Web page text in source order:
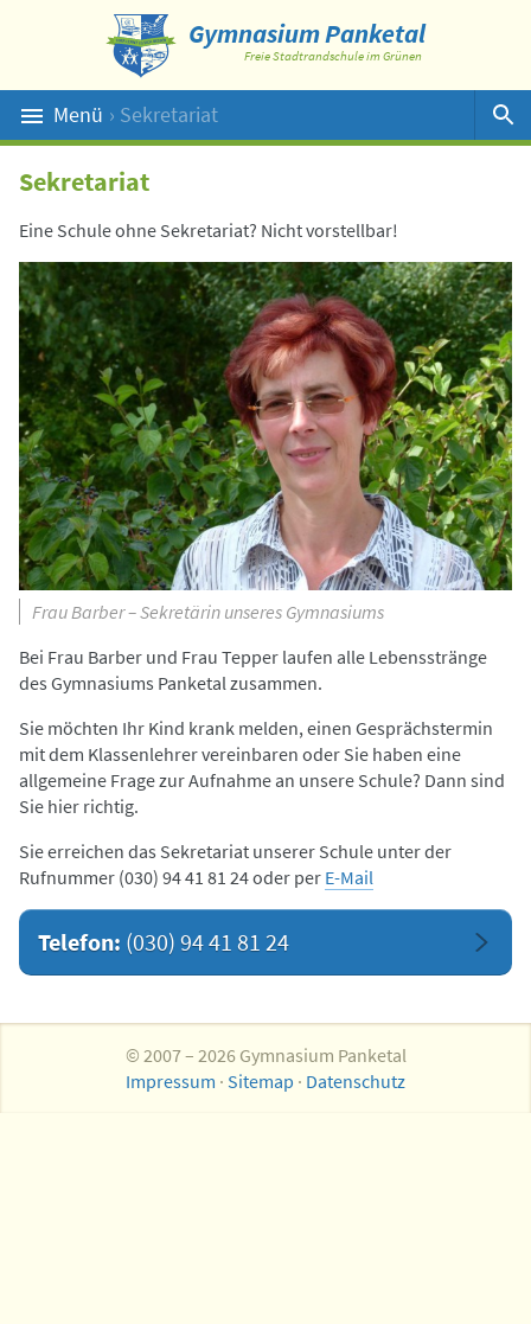
Gymnasium Panketal
Freie Stadtrandschule im Grünen
Menü › Sekretariat
Suche
Sekretariat
Eine Schule ohne Sekretariat? Nicht vorstellbar!
Frau Barber – Sekretärin unseres Gymnasiums
Bei Frau Barber und Frau Tepper laufen alle Lebensstränge
des Gymnasiums Panketal zusammen.
Sie möchten Ihr Kind krank melden, einen Gesprächstermin
mit dem Klassenlehrer vereinbaren oder Sie haben eine
allgemeine Frage zur Aufnahme an unsere Schule? Dann sind
Sie hier richtig.
Sie erreichen das Sekretariat unserer Schule unter der
Rufnummer (030) 94 41 81 24 oder per E-Mail
Telefon: (030) 94 41 81 24
© 2007 – 2026 Gymnasium Panketal
Impressum · Sitemap · Datenschutz